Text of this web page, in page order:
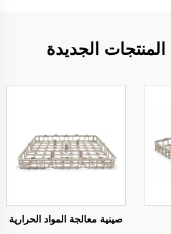
الجديدة
صينية معالجة المواد الحرارية